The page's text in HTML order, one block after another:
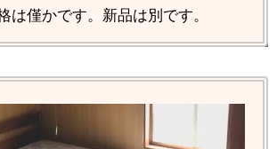
は僅かです。新品は別です。